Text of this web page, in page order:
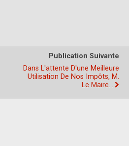
Publication Suivante
Dans L'attente D'une Meilleure
Utilisation De Nos Impôts, M.
Le Maire…